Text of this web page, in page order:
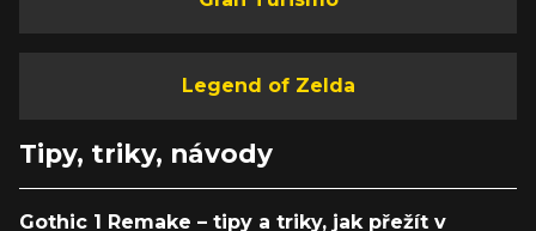
Legend of Zelda
Tipy, triky, návody
Gothic 1 Remake – tipy a triky, jak přežít v